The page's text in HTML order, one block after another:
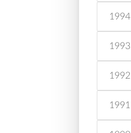
1994
1993
1992
1991